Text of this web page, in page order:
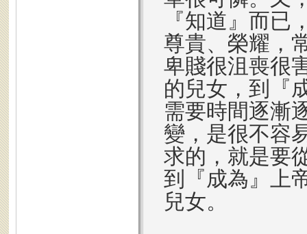
『知道』而已
尊貴、榮耀，
卑賤很沮喪很
的兒女，到『
需要時間逐漸
變，是很不容
求的，就是要
到『成為』上
兒女。